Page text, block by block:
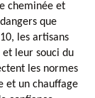
cheminée et
que
les artisans
leur souci du
les normes
et un chauffage